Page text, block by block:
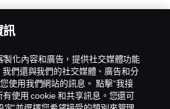
訊
製化內容和廣告，提供社交媒體功能
們還與我們的社交媒體、廣告和分
使用我們網站的訊息。 點擊“我接
有使用 cookie 和共享訊息。您還可